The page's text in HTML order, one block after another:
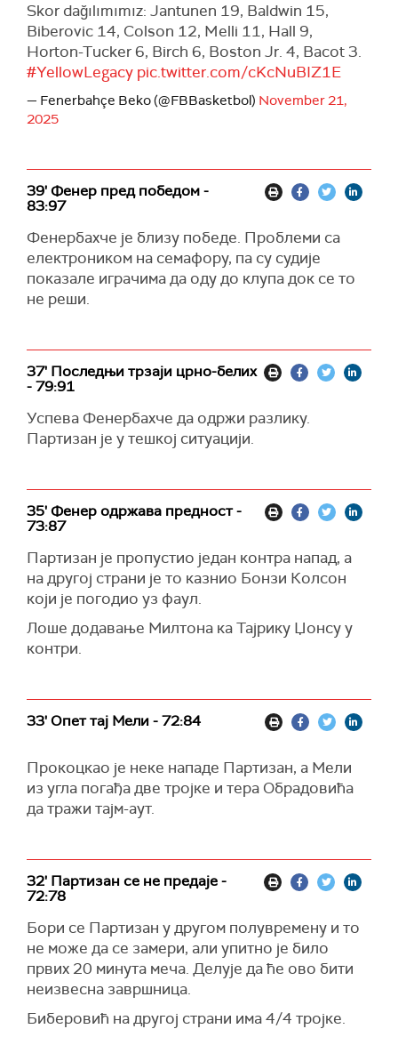
Skor dağılımımız: Jantunen 19, Baldwin 15,
Biberovic 14, Colson 12, Melli 11, Hall 9,
Horton-Tucker 6, Birch 6, Boston Jr. 4, Bacot 3.
#YellowLegacy pic.twitter.com/cKcNuBIZ1E
— Fenerbahçe Beko (@FBBasketbol) November 21,
2025
39' Фенер пред победом -
83:97
Фенербахче је близу победе. Проблеми са
електроником на семафору, па су судије
показале играчима да оду до клупа док се то
не реши.
37' Последњи трзаји црно-белих
- 79:91
Успева Фенербахче да одржи разлику.
Партизан је у тешкој ситуацији.
35' Фенер одржава предност -
73:87
Партизан је пропустио један контра напад, а
на другој страни је то казнио Бонзи Колсон
који је погодио уз фаул.
Лоше додавање Милтона ка Тајрику Џонсу у
контри.
33' Опет тај Мели - 72:84
Прокоцкао је неке нападе Партизан, а Мели
из угла погађа две тројке и тера Обрадовића
да тражи тајм-аут.
32' Партизан се не предаје -
72:78
Бори се Партизан у другом полувремену и то
не може да се замери, али упитно је било
првих 20 минута меча. Делује да ће ово бити
неизвесна завршница.
Биберовић на другој страни има 4/4 тројке.